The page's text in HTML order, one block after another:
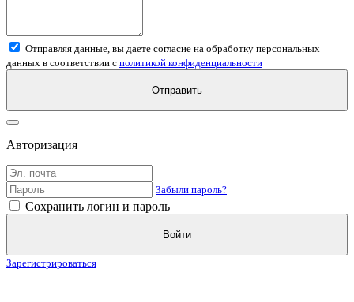
Отправляя данные, вы даете согласие на обработку персональных
данных в соответствии с политикой конфиденциальности
Отправить
Авторизация
Забыли пароль?
Сохранить логин и пароль
Войти
Зарегистрироваться